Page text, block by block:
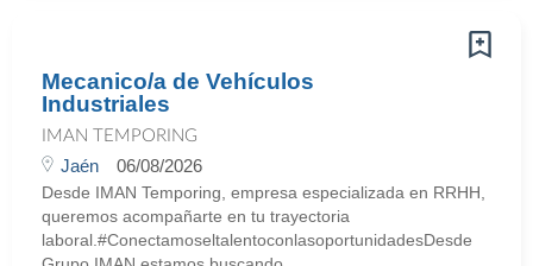
Mecanico/a de Vehículos
Industriales
IMAN TEMPORING
Jaén 06/08/2026
Desde IMAN Temporing, empresa especializada en RRHH,
queremos acompañarte en tu trayectoria
laboral.#ConectamoseltalentoconlasoportunidadesDesde